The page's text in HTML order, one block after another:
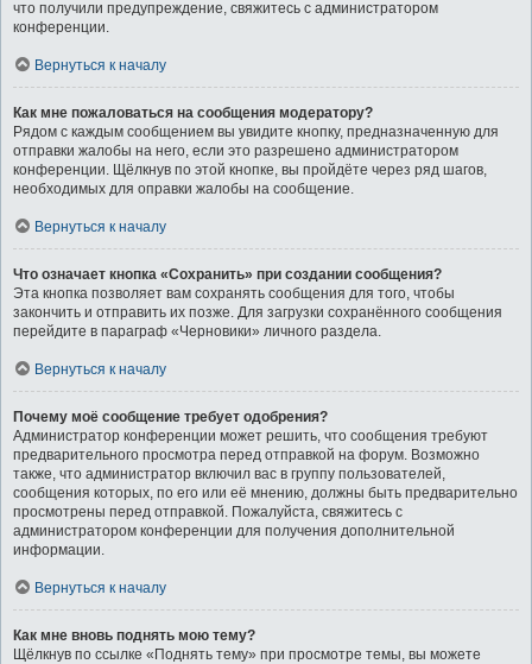
что получили предупреждение, свяжитесь с администратором
конференции.
Вернуться к началу
Как мне пожаловаться на сообщения модератору?
Рядом с каждым сообщением вы увидите кнопку, предназначенную для
отправки жалобы на него, если это разрешено администратором
конференции. Щёлкнув по этой кнопке, вы пройдёте через ряд шагов,
необходимых для оправки жалобы на сообщение.
Вернуться к началу
Что означает кнопка «Сохранить» при создании сообщения?
Эта кнопка позволяет вам сохранять сообщения для того, чтобы
закончить и отправить их позже. Для загрузки сохранённого сообщения
перейдите в параграф «Черновики» личного раздела.
Вернуться к началу
Почему моё сообщение требует одобрения?
Администратор конференции может решить, что сообщения требуют
предварительного просмотра перед отправкой на форум. Возможно
также, что администратор включил вас в группу пользователей,
сообщения которых, по его или её мнению, должны быть предварительно
просмотрены перед отправкой. Пожалуйста, свяжитесь с
администратором конференции для получения дополнительной
информации.
Вернуться к началу
Как мне вновь поднять мою тему?
Щёлкнув по ссылке «Поднять тему» при просмотре темы, вы можете